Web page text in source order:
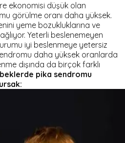
ekonomisi düşük olan
görülme oranı daha yüksek.
yeme bozukluklarına ve
Yeterli beslenemeyen
iyi beslenmeye yetersiz
daha yüksek oranlarda
dışında da birçok farklı
pika sendromu